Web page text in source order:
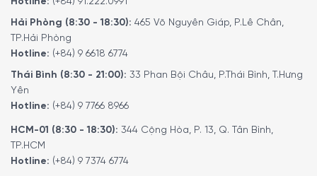
Hải Phòng (8:30 - 18:30): 465 Võ Nguyên Giáp, P.Lê Chân,
TP.Hải Phòng
Hotline: (+84) 9 6618 6774
Thái Bình (8:30 - 21:00): 33 Phan Bội Châu, P.Thái Bình, T.Hưng
Yên
Hotline: (+84) 9 7766 8966
HCM-01 (8:30 - 18:30): 344 Cộng Hòa, P. 13, Q. Tân Bình,
TP.HCM
Hotline: (+84) 9 7374 6774